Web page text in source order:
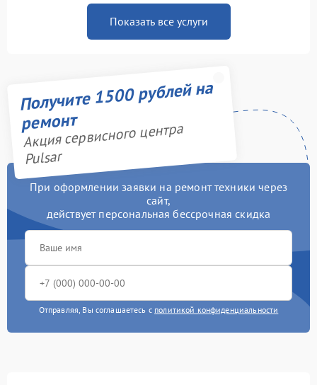
Показать все услуги
Получите 1500 рублей на
ремонт
Акция сервисного центра
Pulsar
При оформлении заявки на ремонт техники через
сайт,
действует персональная бессрочная скидка
Отправляя, Вы соглашаетесь с политикой конфиденциальности